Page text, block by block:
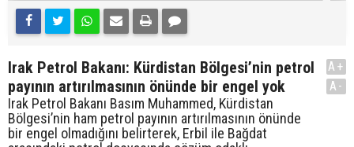
Irak Petrol Bakanı: Kürdistan Bölgesi’nin petrol
payının artırılmasının önünde bir engel yok
Irak Petrol Bakanı Basım Muhammed, Kürdistan
Bölgesi’nin ham petrol payının artırılmasının önünde
bir engel olmadığını belirterek, Erbil ile Bağdat
A+
A-